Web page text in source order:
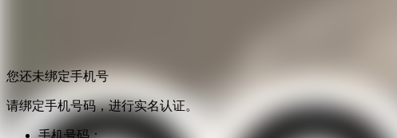
您还未绑定手机号
请绑定手机号码，进行实名认证。
手机号码：